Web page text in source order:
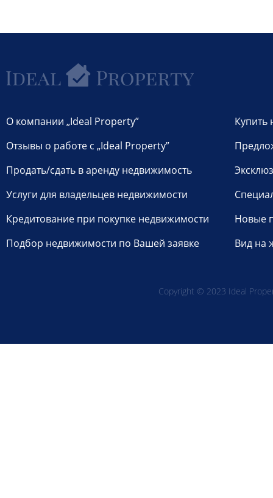
О компании „Ideal Property”
Отзывы о работе с „Ideal Property”
Продать/сдать в аренду недвижимость
Услуги для владельцев недвижимости
Кредитование при покупке недвижимости
Подбор недвижимости по Вашей заявке
Купить
Новые
Вид на
Copyright © 2023 Ideal